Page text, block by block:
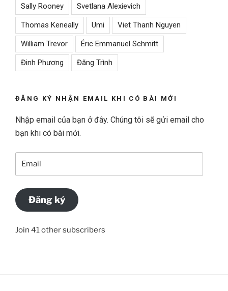
Sally Rooney Svetlana Alexievich
Thomas Keneally Umi Viet Thanh Nguyen
William Trevor Éric Emmanuel Schmitt
Đinh Phương Đăng Trình
ĐĂNG KÝ NHẬN EMAIL KHI CÓ BÀI MỚI
Nhập email của bạn ở đây. Chúng tôi sẽ gửi email cho
bạn khi có bài mới.
Email
Đăng ký
Join 41 other subscribers